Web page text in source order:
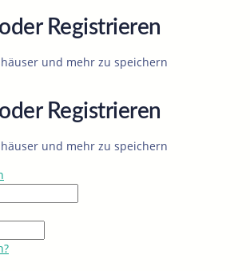
Registrieren
und mehr zu speichern
Registrieren
und mehr zu speichern